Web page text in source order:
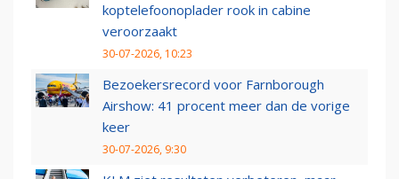
koptelefoonoplader rook in cabine
veroorzaakt
30-07-2026, 10:23
Bezoekersrecord voor Farnborough
Airshow: 41 procent meer dan de vorige
keer
30-07-2026, 9:30